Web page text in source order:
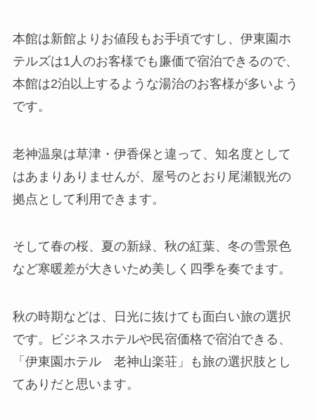
本館は新館よりお値段もお手頃ですし、伊東園ホ
テルズは1人のお客様でも廉価で宿泊できるので、
本館は2泊以上するような湯治のお客様が多いよう
です。
老神温泉は草津・伊香保と違って、知名度として
はあまりありませんが、屋号のとおり尾瀬観光の
拠点として利用できます。
そして春の桜、夏の新緑、秋の紅葉、冬の雪景色
など寒暖差が大きいため美しく四季を奏でます。
秋の時期などは、日光に抜けても面白い旅の選択
です。ビジネスホテルや民宿価格で宿泊できる、
「伊東園ホテル 老神山楽荘」も旅の選択肢とし
てありだと思います。